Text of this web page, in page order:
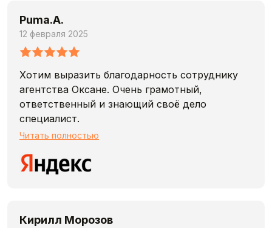
Puma.A.
12 февраля 2025
Хотим выразить благодарность сотруднику
агентства Оксане. Очень грамотный,
ответственный и знающий своё дело
специалист.
Все этапы подбора, осмотра и оформления
то что нужно. Всегда отзывчива,
коммуникабельна, толковые консультации,
сомнения, обратимся именно к ней. 👏
Читать полностью
Кирилл Морозов